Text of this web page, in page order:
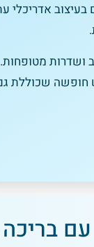
ומצד שני גורדי שחקים
מטופחות.
שכוללת
לחצו